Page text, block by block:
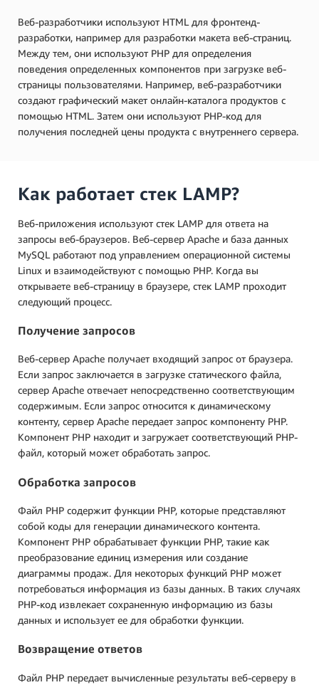
Веб-разработчики используют HTML для фронтенд-
разработки, например для разработки макета веб-страниц.
Между тем, они используют PHP для определения
поведения определенных компонентов при загрузке веб-
страницы пользователями. Например, веб-разработчики
создают графический макет онлайн-каталога продуктов с
помощью HTML. Затем они используют PHP-код для
получения последней цены продукта с внутреннего сервера.
Как работает стек LAMP?
Веб-приложения используют стек LAMP для ответа на
запросы веб-браузеров. Веб-сервер Apache и база данных
MySQL работают под управлением операционной системы
Linux и взаимодействуют с помощью PHP. Когда вы
открываете веб-страницу в браузере, стек LAMP проходит
следующий процесс.
Получение запросов
Веб-сервер Apache получает входящий запрос от браузера.
Если запрос заключается в загрузке статического файла,
сервер Apache отвечает непосредственно соответствующим
содержимым. Если запрос относится к динамическому
контенту, сервер Apache передает запрос компоненту PHP.
Компонент PHP находит и загружает соответствующий PHP-
файл, который может обработать запрос.
Обработка запросов
Файл PHP содержит функции PHP, которые представляют
собой коды для генерации динамического контента.
Компонент PHP обрабатывает функции PHP, такие как
преобразование единиц измерения или создание
диаграммы продаж. Для некоторых функций PHP может
потребоваться информация из базы данных. В таких случаях
PHP-код извлекает сохраненную информацию из базы
данных и использует ее для обработки функции.
Возвращение ответов
Файл PHP передает вычисленные результаты веб-серверу в